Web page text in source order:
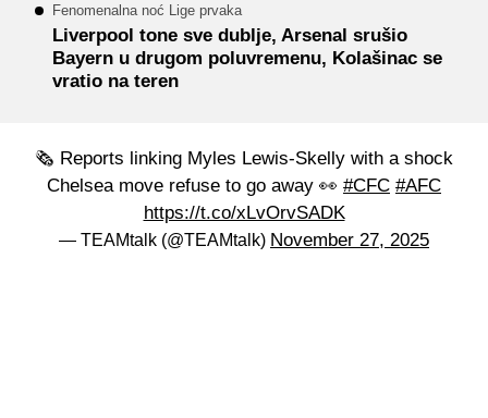
Fenomenalna noć Lige prvaka
Liverpool tone sve dublje, Arsenal srušio
Bayern u drugom poluvremenu, Kolašinac se
vratio na teren
🗞️ Reports linking Myles Lewis-Skelly with a shock
Chelsea move refuse to go away 👀 #CFC #AFC
https://t.co/xLvOrvSADK
— TEAMtalk (@TEAMtalk) November 27, 2025